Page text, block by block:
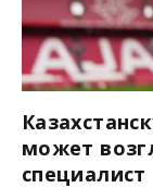
может
специалист